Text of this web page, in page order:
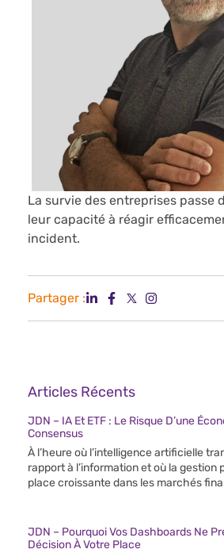
La survie des entreprises passe
leur capacité à réagir
incident.
Partager :
Articles Récents
JDN – IA Et ETF : Le Risque D’une
Consensus
À l’heure où l’intelligence artificielle
rapport à l’information et où la gestion
place croissante dans les marchés
JDN – Pourquoi Vos Dashboards Ne
Décision À Votre Place